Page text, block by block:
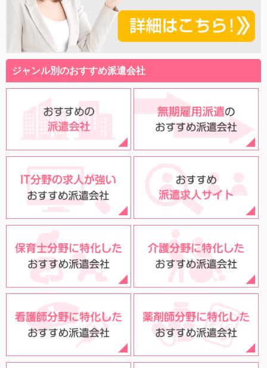
ジャンル別のおすすめ派遣会社